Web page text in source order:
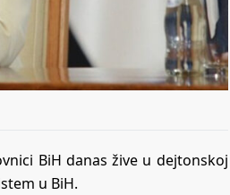
BiH danas žive u dejtonskoj
u BiH.